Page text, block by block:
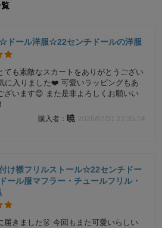
ドール洋服☆22センチドールの洋服
ても素敵なスカートをありがとうござい
に入りました❤️ 可愛いラッピングもあ
ざいます😊 また是非よろしくお願いい
暁 2026/07/31 22:35:14
け襟フリルストール☆22センチドー
ール服マフラー・チュールフリル・
届きました👗 今回もまた可愛いらしい